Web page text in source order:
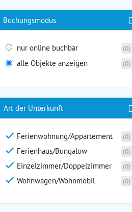
Buchungsmodus
nur online buchbar (0)
alle Objekte anzeigen (0)
Art der Unterkunft
Ferienwohnung/Appartement (0)
Ferienhaus/Bungalow (0)
Einzelzimmer/Doppelzimmer (0)
Wohnwagen/Wohnmobil (0)